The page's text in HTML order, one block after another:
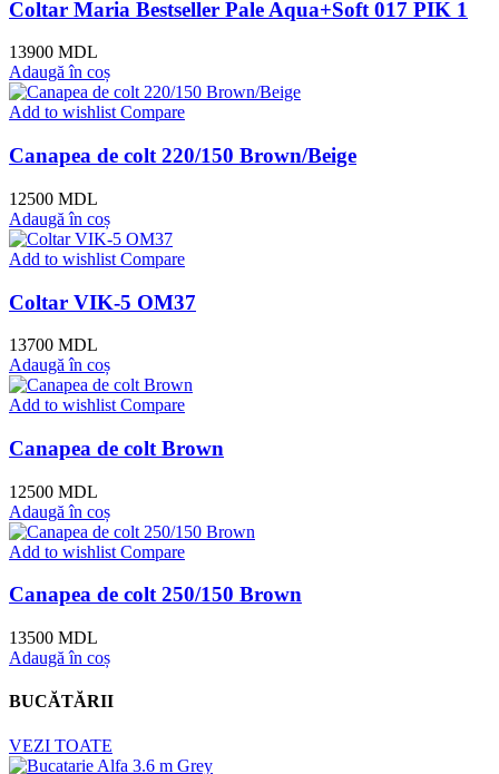
Coltar Maria Bestseller Pale Aqua+Soft 017 PIK 1
13900 MDL
Adaugă în coș
Add to wishlistCompare
Canapea de colt 220/150 Brown/Beige
12500 MDL
Adaugă în coș
Add to wishlist Compare
Coltar VIK-5 OM37
13700 MDL
Adaugă în coș
Add to wishlist Compare
Canapea de colt Brown
12500 MDL
Adaugă în coș
Add to wishlist Compare
Canapea de colt 250/150 Brown
13500 MDL
Adaugă în coș
BUCĂTĂRII
VEZI TOATE